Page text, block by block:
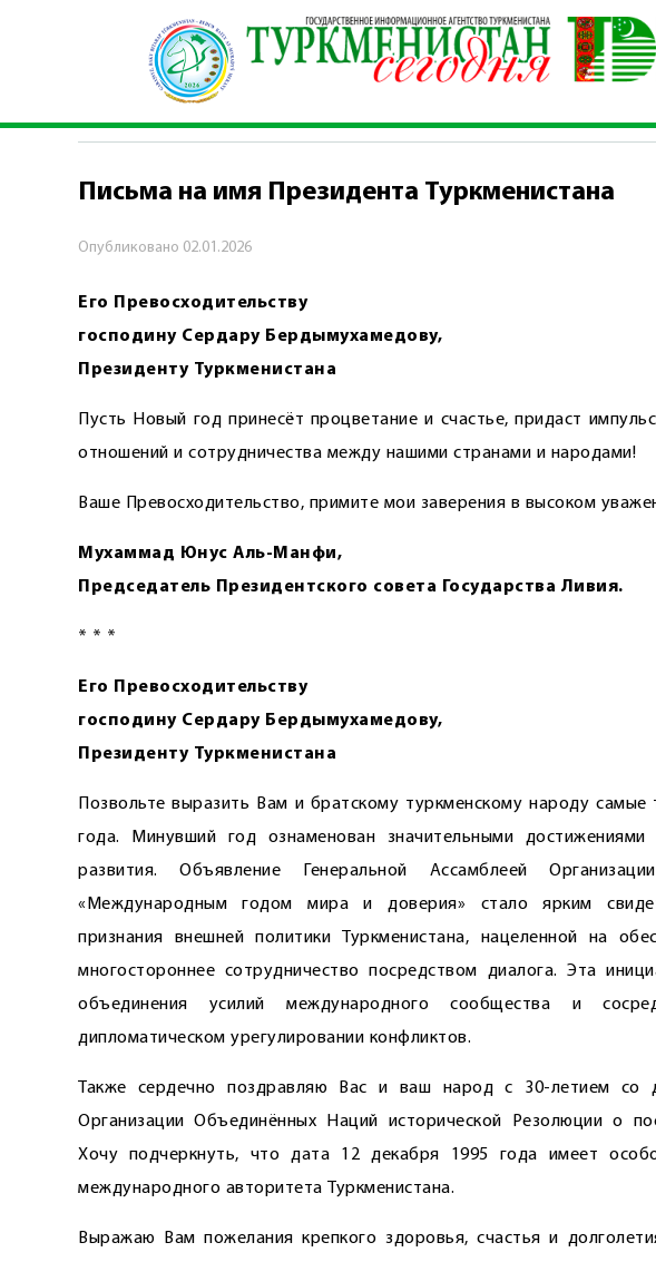
\ Политика \ Письма на имя Президента Туркменистана
ПОЛИТИКА
Письма на имя Президента Туркменистана
Опубликовано 02.01.2026
Его Превосходительству
господину Сердару Бердымухамедову,
Президенту Туркменистана
Пусть Новый год принесёт процветание и счастье, придаст
отношений и сотрудничества между нашими странами и народами!
Ваше Превосходительство, примите мои заверения в высоком
Мухаммад Юнус Аль-Манфи,
Председатель Президентского совета Государства Ливия.
* * *
Его Превосходительству
господину Сердару Бердымухамедову,
Президенту Туркменистана
Позвольте выразить Вам и братскому туркменскому народу
года. Минувший год ознаменован значительными достижениями
развития. Объявление Генеральной Ассамблеей
«Международным годом мира и доверия» стало ярким
признания внешней политики Туркменистана, нацеленной на
многостороннее сотрудничество посредством диалога. Эта
объединения усилий международного сообщества и
дипломатическом урегулировании конфликтов.
Также сердечно поздравляю Вас и ваш народ с 30-летием со
Организации Объединённых Наций исторической Резолюции о
Хочу подчеркнуть, что дата 12 декабря 1995 года имеет
международного авторитета Туркменистана.
Выражаю Вам пожелания крепкого здоровья, счастья и